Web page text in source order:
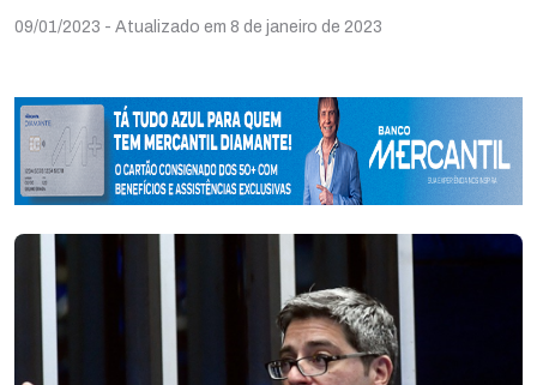
09/01/2023 - Atualizado em 8 de janeiro de 2023